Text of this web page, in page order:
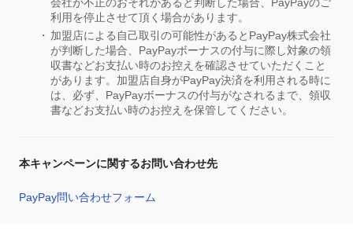
利用を停止させて頂く場合があります。
加盟店による自己取引の可能性があるとPayPay株式会社
が判断した場合、PayPayボーナスの付与に際し対象の領
収書などお支払い時のお控えを確認させていただくこと
があります。加盟店自身がPayPay決済を利用される時に
は、必ず、PayPayボーナスの付与がなされるまで、領収
書などお支払い時のお控えを保管してください。
本キャンペーンに関するお問い合わせ先
PayPay問い合わせフォーム